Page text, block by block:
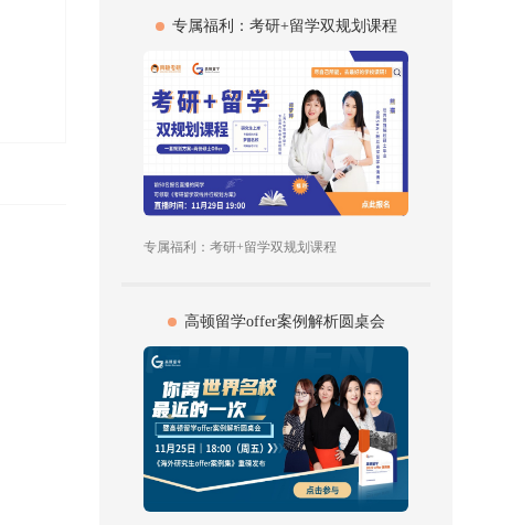
专属福利：考研+留学双规划课程
专属福利：考研+留学双规划课程
高顿留学offer案例解析圆桌会